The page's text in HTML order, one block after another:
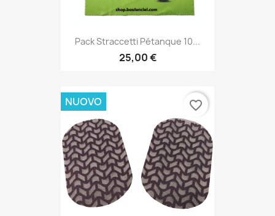
Pack Straccetti Pétanque 10...
25,00 €
NUOVO favorite_border